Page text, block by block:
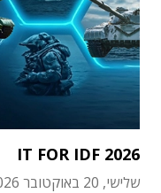
IT FOR IDF 2026
שלישי, 20 באוקטובר 2026